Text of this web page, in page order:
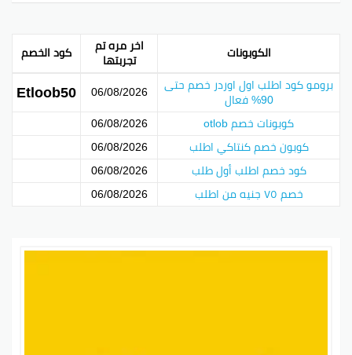
الكوبونات
اخر مره تم
تجربتها
كود الخصم
برومو كود اطلب اول اوردر خصم حتى
90% فعال 06/08/2026
Etloob50
كوبونات خصم otlob
06/08/2026
كوبون خصم كنتاكي اطلب
06/08/2026
كود خصم اطلب أول طلب
06/08/2026
خصم ٧٥ جنيه من اطلب
06/08/2026